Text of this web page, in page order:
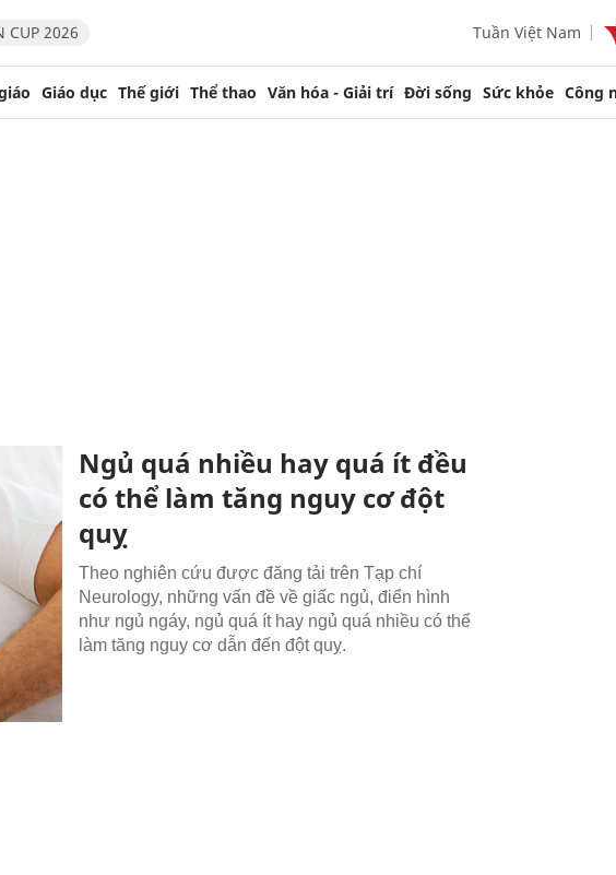
CUP 2026 Tuần Việt Nam
Giáo dục Thế giới Thể thao Văn hóa - Giải trí Đời sống Sức khỏe Công
Ngủ quá nhiều hay quá ít đều
có thể làm tăng nguy cơ đột
quỵ
Theo nghiên cứu được đăng tải trên Tạp chí
Neurology, những vấn đề về giấc ngủ, điển hình
như ngủ ngáy, ngủ quá ít hay ngủ quá nhiều có thể
làm tăng nguy cơ dẫn đến đột quỵ.